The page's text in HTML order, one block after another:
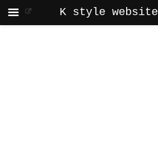
K style website